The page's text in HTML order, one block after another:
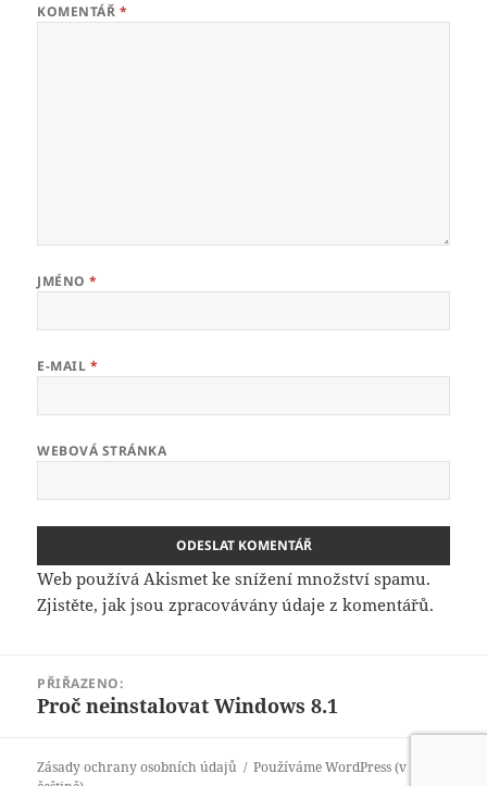
KOMENTÁŘ *
JMÉNO*
E-MAIL *
WEBOVÁ STRÁNKA
Web používá Akismet ke snížení množství spamu.
Zjistěte, jak jsou zpracovávány údaje z komentářů.
příspěvek
PŘIŘAZENO:
Proč neinstalovat Windows 8.1
Zásady ochrany osobních údajů
Používáme WordPress (v